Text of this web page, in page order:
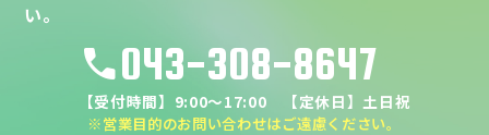
い。
call043-308-8647
【受付時間】9:00～17:00 【定休日】土日祝
※営業目的のお問い合わせはご遠慮ください。